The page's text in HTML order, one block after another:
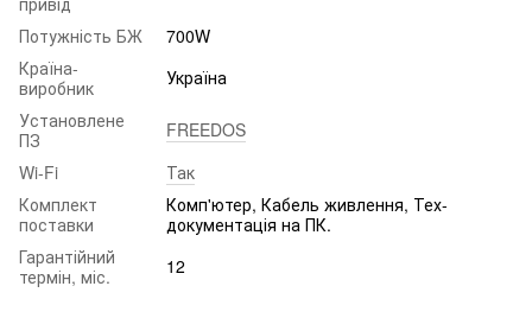
Потужність БЖ
700W
Країна-
виробник
Україна
Установлене
ПЗ
FREEDOS
Wi-Fi
Так
Комплект
поставки
Комп'ютер, Кабель живлення, Тех-
документація на ПК.
Гарантійний
термін, міс.
12